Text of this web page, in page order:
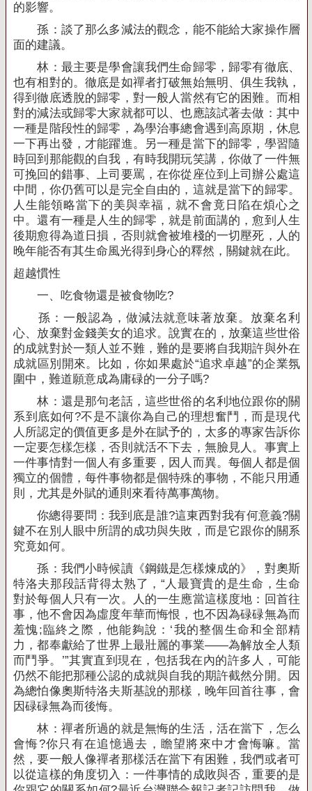
的影響。
孫：談了那么多減法的觀念，能不能給大家操作層
面的建議。
林：最主要是學會讓我們生命歸零，歸零有徹底、
也有相對的。徹底是如禪者打破無始無明、俱生我執，
得到徹底透脫的歸零，對一般人當然有它的困難。而相
對的減法或歸零大家就都可以、也應該試著去做：其中
一種是階段性的歸零，為學治事總會遇到高原期，休息
一下再出發，才能躍進。另一種是當下的歸零，學習隨
時回到那能觀的自我，有時我開玩笑講，你做了一件無
可挽回的錯事、上司要罵，在你從座位到上司辦公處這
中間，你仍舊可以是完全自由的，這就是當下的歸零。
人生能領略當下的美與幸福，就不會竟日陷在煩心之
中。還有一種是人生的歸零，就是前面講的，愈到人生
後期愈得為道日損，否則就會被堆棧的一切壓死，人的
晚年能否有其生命風光得到身心的釋然，關鍵就在此。
超越慣性
一、吃食物還是被食物吃?
孫：一般認為，做減法就意味著放棄。放棄名利
心、放棄對金錢美女的追求。說實在的，放棄這些世俗
的成就對於一類人並不難，難的是要將自我期許與外在
成就區別開來。比如，你如果處於“追求卓越”的企業氛
圍中，難道願意成為庸碌的一分子嗎?
林：還是那句老話，這些世俗的名利地位跟你的關
系到底如何?不是不讓你為自己的理想奮鬥，而是現代
人所認定的價值更多是外在賦予的，太多的專家告訴你
一定要怎樣怎樣，否則就活不下去，無臉見人。事實上
一件事情對一個人有多重要，因人而異。每個人都是個
獨立的個體，每件事物都是個特殊的事物，不能只用通
則，尤其是外賦的通則來看待萬事萬物。
你總得要問：我到底是誰?這東西對我有何意義?關
鍵不在別人眼中所謂的成功與失敗，而是它跟你的關系
究竟如何。
孫：我們小時候讀《鋼鐵是怎樣煉成的》，對奧斯
特洛夫那段話背得太熟了，“人最寶貴的是生命，生命
對於每個人只有一次。人的一生應當這樣度地：回首往
事，他不會因為虛度年華而悔恨，也不因為碌碌無為而
羞愧;臨終之際，他能夠說：‘我的整個生命和全部精
力，都奉獻給了世界上最壯麗的事業——為解放全人類
而鬥爭。’”其實直到現在，包括我在內的許多人，可能
仍然不能把那種公認的成就與自我的期許截然分開。因
為總怕像奧斯特洛夫斯基說的那樣，晚年回首往事，會
因碌碌無為而後悔。
林：禪者所過的就是無悔的生活，活在當下，怎么
會悔?你只有在追憶過去，瞻望將來中才會悔嘛。當
然，要一般人像禪者那樣活在當下有困難，我們或者可
以從這樣的角度切入：一件事情的成敗與否，重要的是